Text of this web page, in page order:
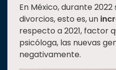
En México, durante
divorcios, esto es, un
respecto a 2021, factor
psicóloga, las nuevas
negativamente.